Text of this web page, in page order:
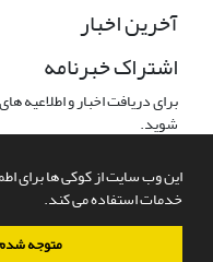
این وب سایت از کوکی ها برای
خدمات استفاده می کند.
متوجه
آخرین اخبار
اشتراک خبرنامه
برای دریافت اخبار و اطلاعیه
شوید.